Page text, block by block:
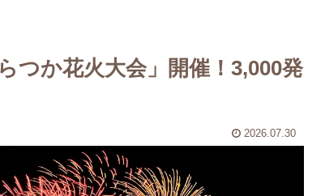
つか花火大会」開催！3,000発
2026.07.30